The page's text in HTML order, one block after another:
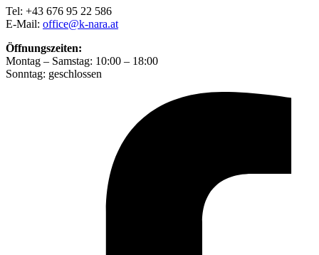
Tel: +43 676 95 22 586
E-Mail: office@k-nara.at
Öffnungszeiten:
Montag – Samstag: 10:00 – 18:00
Sonntag: geschlossen